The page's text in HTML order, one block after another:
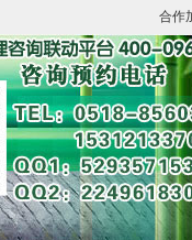
合作